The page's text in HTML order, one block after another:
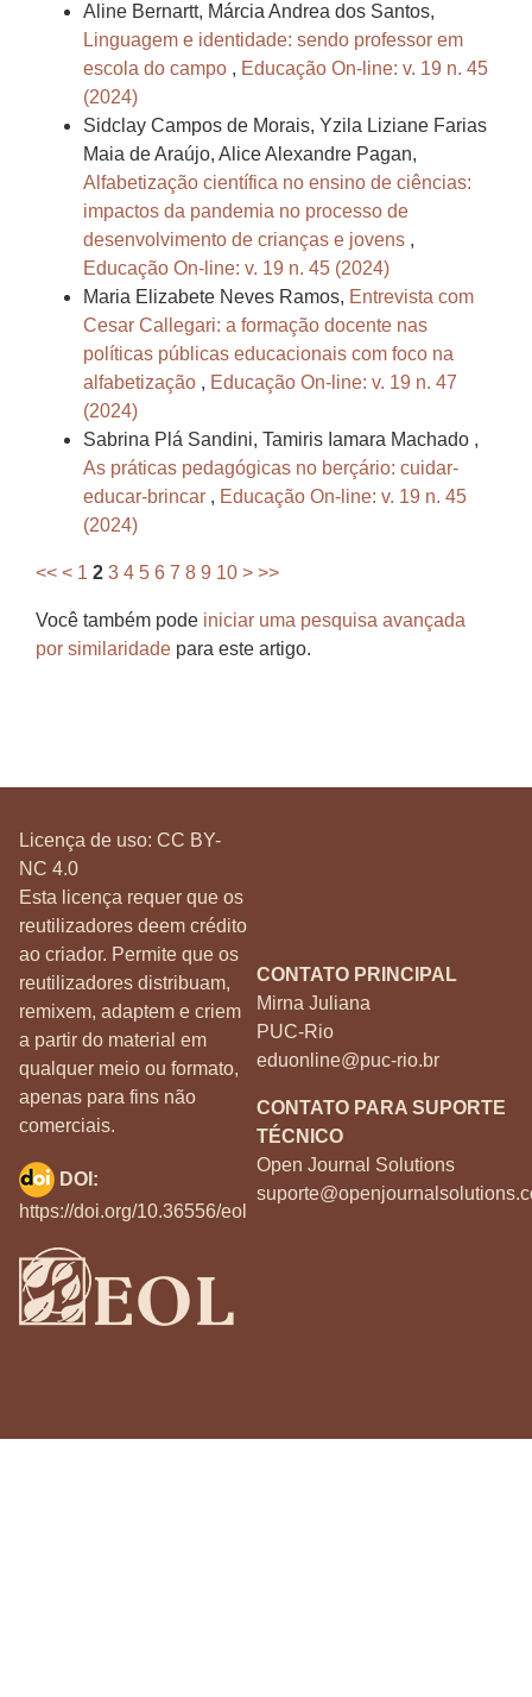
Aline Bernartt, Márcia Andrea dos Santos,
Linguagem e identidade: sendo professor em
escola do campo , Educação On-line: v. 19 n. 45
(2024)
Sidclay Campos de Morais, Yzila Liziane Farias
Maia de Araújo, Alice Alexandre Pagan,
Alfabetização científica no ensino de ciências:
impactos da pandemia no processo de
desenvolvimento de crianças e jovens ,
Educação On-line: v. 19 n. 45 (2024)
Maria Elizabete Neves Ramos, Entrevista com
Cesar Callegari: a formação docente nas
políticas públicas educacionais com foco na
alfabetização , Educação On-line: v. 19 n. 47
(2024)
Sabrina Plá Sandini, Tamiris Iamara Machado ,
As práticas pedagógicas no berçário: cuidar-
educar-brincar , Educação On-line: v. 19 n. 45
(2024)
<< < 1 2 3 4 5 6 7 8 9 10 > >>
Você também pode iniciar uma pesquisa avançada
por similaridade para este artigo.
Licença de uso: CC BY-
NC 4.0
Esta licença requer que os
reutilizadores deem crédito
ao criador. Permite que os
reutilizadores distribuam,
remixem, adaptem e criem
a partir do material em
qualquer meio ou formato,
apenas para fins não
comerciais.
CONTATO PRINCIPAL
Mirna Juliana
PUC-Rio
eduonline@puc-rio.br
CONTATO PARA SUPORTE
TÉCNICO
Open Journal Solutions
DOI:
https://doi.org/10.36556/eol